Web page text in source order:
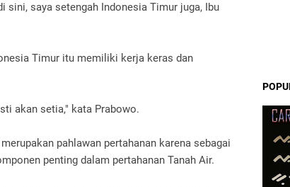
sini, saya setengah Indonesia Timur juga, Ibu
Timur itu memiliki kerja keras dan
akan setia," kata Prabowo.
pahlawan pertahanan karena sebagai
penting dalam pertahanan Tanah Air.